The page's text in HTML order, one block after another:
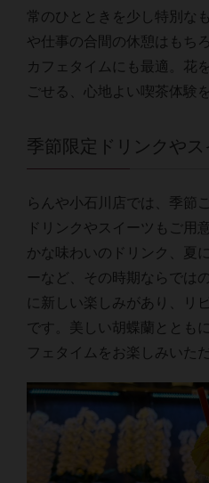
常のひとときを少し特別な
や仕事の合間の休憩はもち
カフェタイムにも最適。花
ごせる、心地よい喫茶体験
季節限定ドリンクやス
らんや小石川店では、季節
ドリンクやスイーツもご用
かな味わいのドリンク、夏
ーなど、その時期ならでは
に新しい楽しみがあり、リ
です。美しい胡蝶蘭ととも
フェタイムをお楽しみいた